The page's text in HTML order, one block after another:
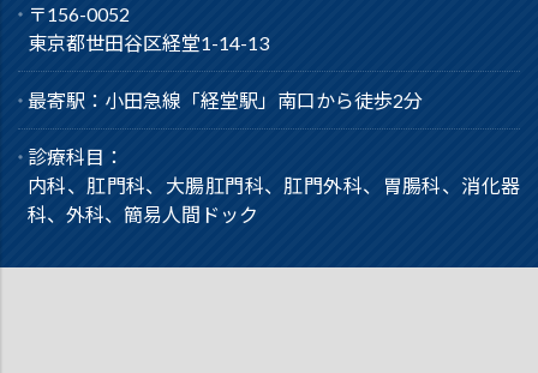
〒156-0052
東京都世田谷区経堂1-14-13
最寄駅：小田急線「経堂駅」南口から徒歩2分
診療科目：
内科、肛門科、大腸肛門科、肛門外科、胃腸科、消化器
科、外科、簡易人間ドック